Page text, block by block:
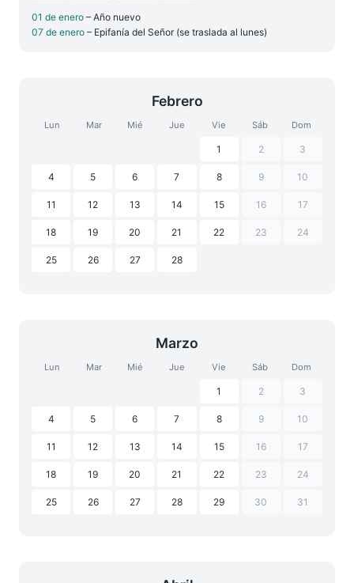
01 de enero – Año nuevo
07 de enero – Epifanía del Señor (se traslada al lunes)
Febrero
Lun Mar Mié Jue Vie Sáb Dom
1 2 3
4 5 6 7 8 9 10
11 12 13 14 15 16 17
18 19 20 21 22 23 24
25 26 27 28
Marzo
Lun Mar Mié Jue Vie Sáb Dom
1 2 3
4 5 6 7 8 9 10
11 12 13 14 15 16 17
18 19 20 21 22 23 24
25 26 27 28 29 30 31